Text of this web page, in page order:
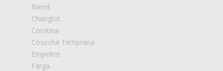
Blend
Changlot
Coratina
Cosecha Temprana
Empeltre
Farga